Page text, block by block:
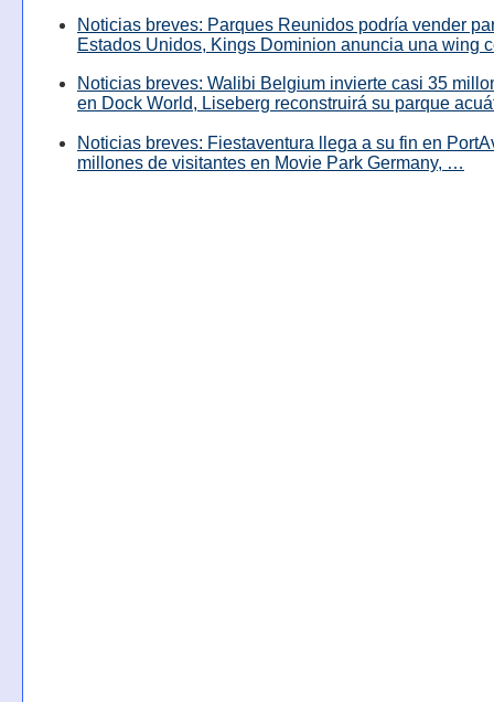
Noticias breves: Parques Reunidos podría vender
Estados Unidos, Kings Dominion anuncia una wing
Noticias breves: Walibi Belgium invierte casi 35
en Dock World, Liseberg reconstruirá su parque
Noticias breves: Fiestaventura llega a su fin en
millones de visitantes en Movie Park Germany, …